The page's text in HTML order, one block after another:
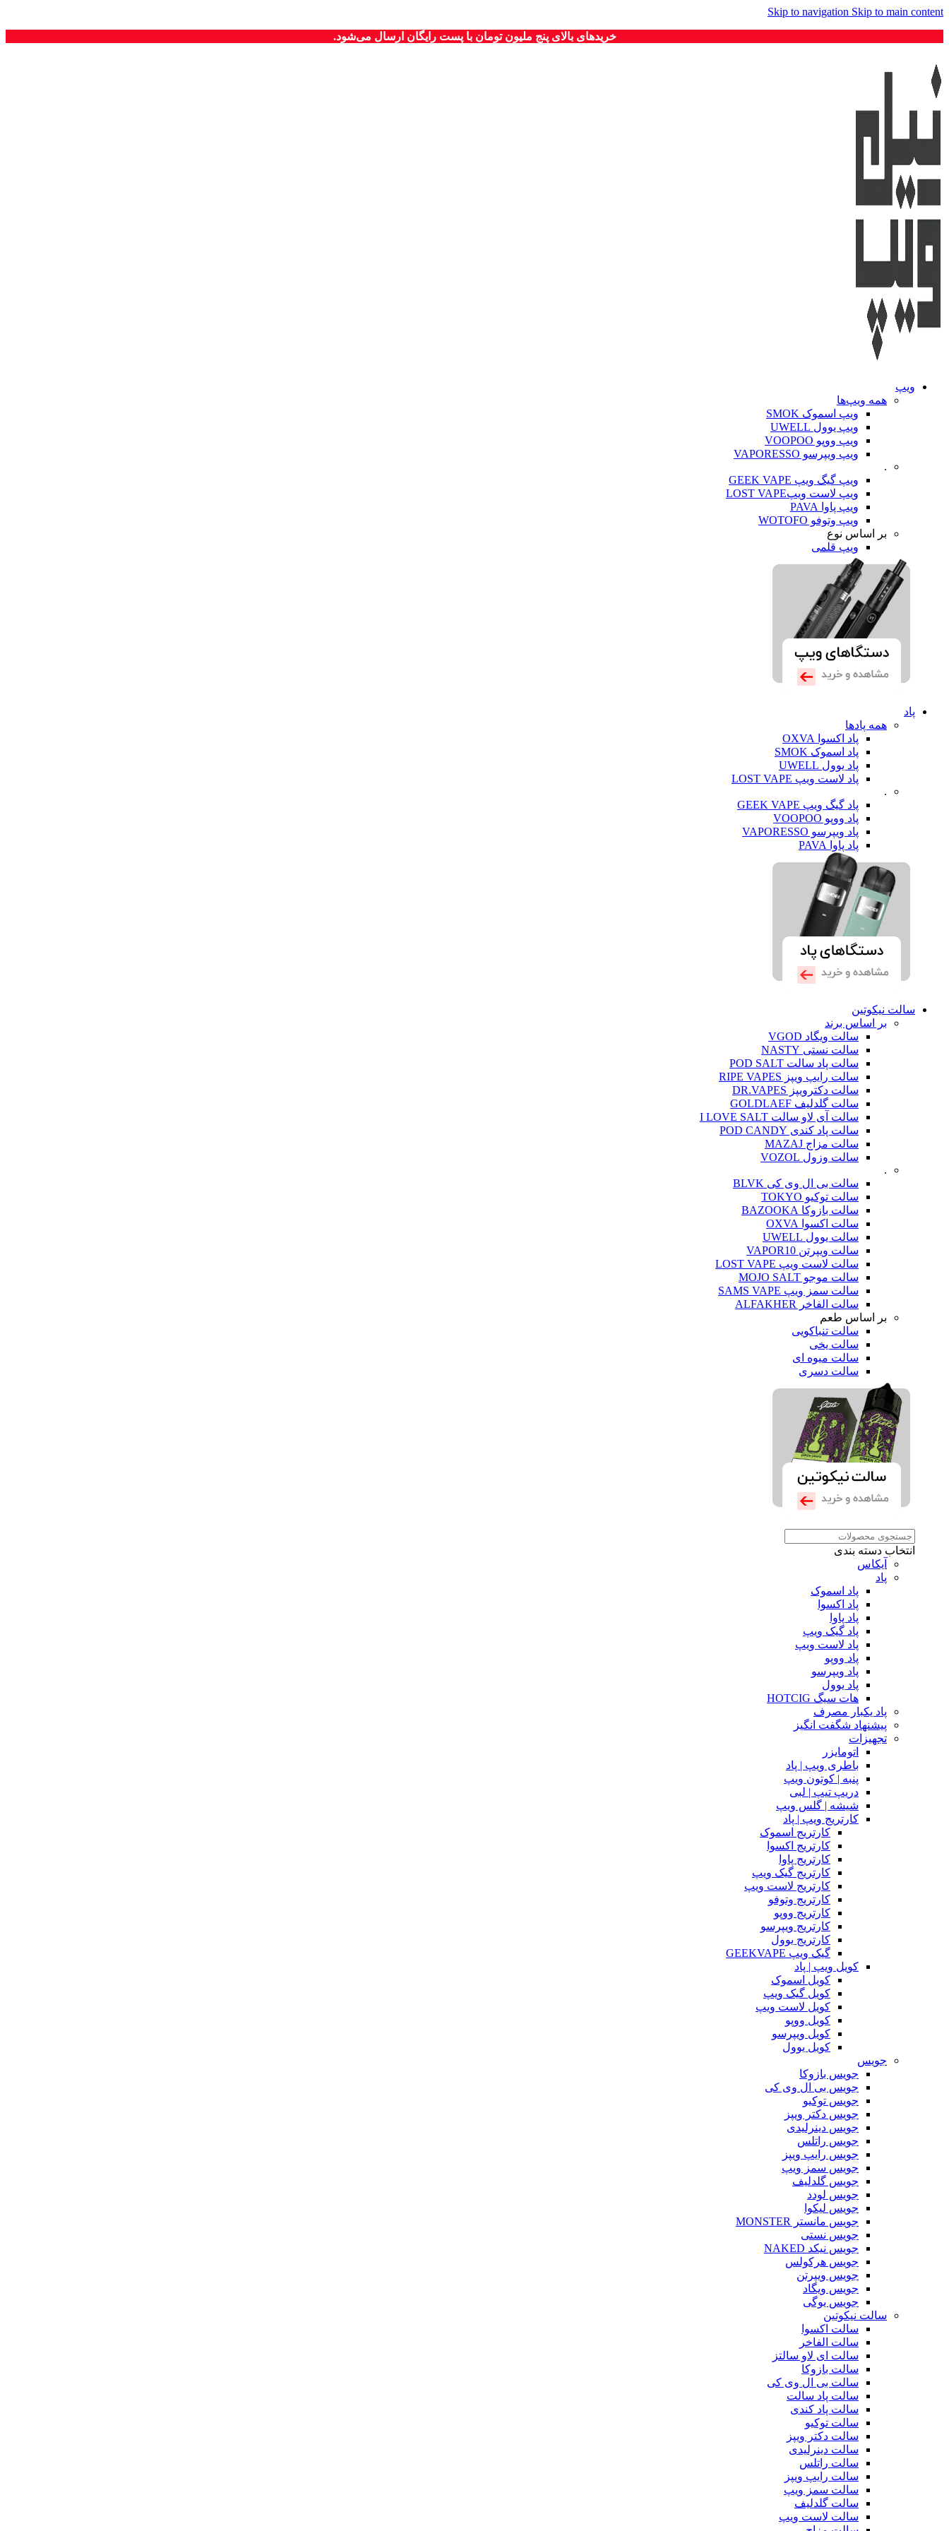
Skip to navigation Skip to main content
خریدهای بالای پنج ملیون تومان با پست رایگان ارسال می‌شود.
ویپ‌
همه ویپ‌ها
ویپ اسموک SMOK
ویپ یوول UWELL
ویپ ووپو VOOPOO
ویپ ویپرسو VAPORESSO
.
ویپ گیگ ویپ GEEK VAPE
ویپ لاست ویپLOST VAPE
ویپ پاوا PAVA
ویپ وتوفو WOTOFO
بر اساس نوع
ویپ قلمی
پاد
همه پادها
پاد اکسوا OXVA
پاد اسموک SMOK
پاد یوول UWELL
پاد لاست ویپ LOST VAPE
.
پاد گیگ ویپ GEEK VAPE
پاد ووپو VOOPOO
پاد ویپرسو VAPORESSO
پاد پاوا PAVA
سالت نیکوتین
بر اساس برند
سالت ویگاد VGOD
سالت نستی NASTY
سالت پاد سالت POD SALT
سالت رایپ ویپز RIPE VAPES
سالت دکترویپز DR.VAPES
سالت گلدلیف GOLDLAEF
سالت آی لاو سالت I LOVE SALT
سالت پاد کندی POD CANDY
سالت مزاج MAZAJ
سالت وزول VOZOL
.
سالت بی ال وی کی BLVK
سالت توکیو TOKYO
سالت بازوکا BAZOOKA
سالت اکسوا OXVA
سالت یوول UWELL
سالت ویپرتن VAPOR10
سالت لاست ویپ LOST VAPE
سالت موجو MOJO SALT
سالت سمز ویپ SAMS VAPE
سالت الفاخر ALFAKHER
بر اساس طعم
سالت تنباکویی
سالت یخی
سالت میوه ای
سالت دسری
انتخاب دسته بندی
آیکاس
پاد
پاد اسموک
پاد اکسوا
پاد پاوا
پاد گیک ویپ
پاد لاست ویپ
پاد ووپو
پاد ویپرسو
پاد یوول
هات سیگ HOTCIG
پاد یکبار مصرف
پیشنهاد شگفت انگیز
تجهیزات
اتومایزر
باطری ویپ | پاد
پنبه | کوتون ویپ
دریپ تیپ | لبی
شیشه | گلس ویپ
کارتریج ویپ | پاد
کارتریج اسموک
کارتریج اکسوا
کارتریج پاوا
کارتریج گیک ویپ
کارتریج لاست ویپ
کارتریج وتوفو
کارتریج ووپو
کارتریج ویپرسو
کارتریج یوول
گیک ویپ GEEKVAPE
کویل ویپ | پاد
کویل اسموک
کویل گیک ویپ
کویل لاست ویپ
کویل ووپو
کویل ویپرسو
کویل یوول
جویس‌
جویس بازوکا
جویس بی ال وی کی
جویس توکیو
جویس دکتر ویپز
جویس دینرلیدی
جویس راتلس
جویس رایپ ویپز
جویس سمز ویپ
جویس گلدلیف
جویس لودد
جویس لیکوا
جویس مانستر MONSTER
جویس نستی
جویس نیکد NAKED
جویس هرکولس
جویس ویپرتن
جویس ویگاد
جویس یوگی
سالت نیکوتین
سالت اکسوا
سالت الفاخر
سالت ای لاو سالتز
سالت بازوکا
سالت بی ال وی کی
سالت پاد سالت
سالت پاد کندی
سالت توکیو
سالت دکتر ویپز
سالت دینرلیدی
سالت راتلس
سالت رایپ ویپز
سالت سمز ویپ
سالت گلدلیف
سالت لاست ویپ